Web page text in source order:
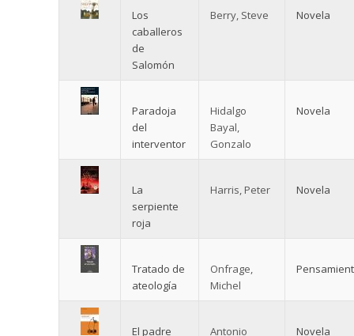
Los
caballeros
de
Salomón
Berry, Steve Novela
Paradoja
del
interventor
Hidalgo
Bayal,
Gonzalo
Novela
La
serpiente
roja
Harris, Peter Novela
Tratado de
ateología
Onfrage,
Michel
El padre
Antonio
Novela